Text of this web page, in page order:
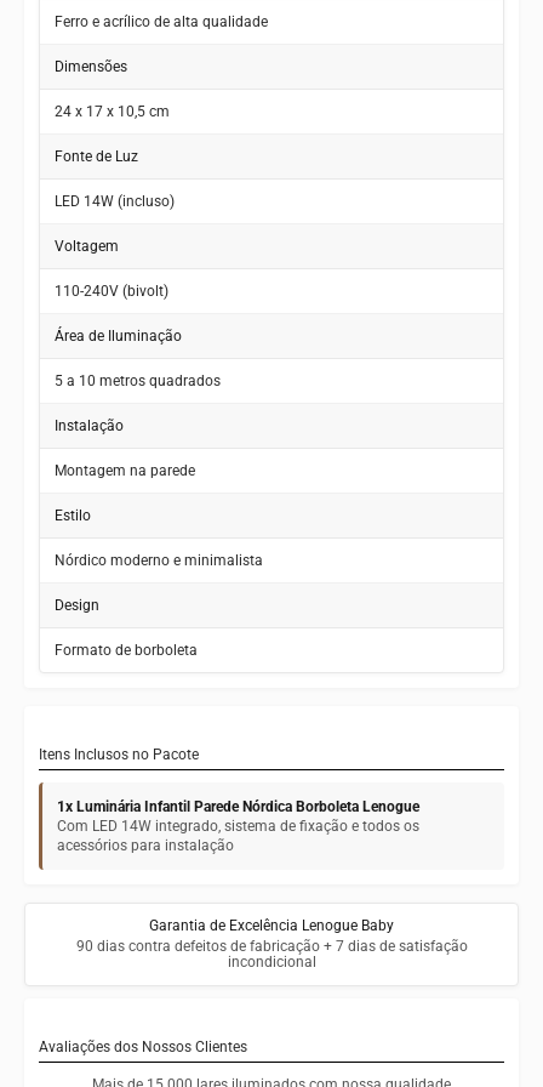
Ferro e acrílico de alta qualidade
Dimensões
24 x 17 x 10,5 cm
Fonte de Luz
LED 14W (incluso)
Voltagem
110-240V (bivolt)
Área de Iluminação
5 a 10 metros quadrados
Instalação
Montagem na parede
Estilo
Nórdico moderno e minimalista
Design
Formato de borboleta
Itens Inclusos no Pacote
1x Luminária Infantil Parede Nórdica Borboleta Lenogue
Com LED 14W integrado, sistema de fixação e todos os
acessórios para instalação
Garantia de Excelência Lenogue Baby
90 dias contra defeitos de fabricação + 7 dias de satisfação
incondicional
Avaliações dos Nossos Clientes